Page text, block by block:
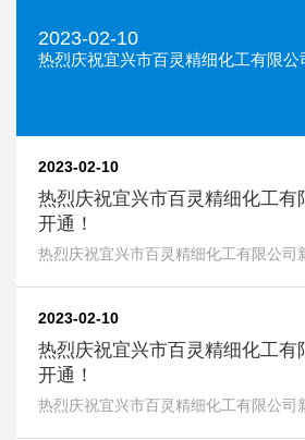
2023-02-10
热烈庆祝宜兴市百灵精细化工有限公
2023-02-10
热烈庆祝宜兴市百灵精细化工有
开通！
热烈庆祝宜兴市百灵精细化工有限公司
2023-02-10
热烈庆祝宜兴市百灵精细化工有
开通！
热烈庆祝宜兴市百灵精细化工有限公司